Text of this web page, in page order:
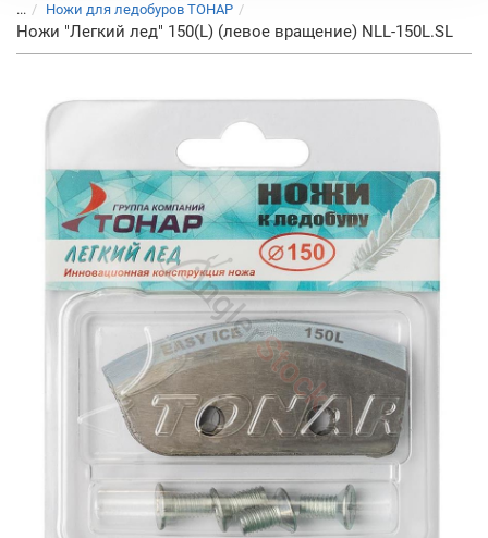
... Ножи для ледобуров ТОНАР
Ножи "Легкий лед" 150(L) (левое вращение) NLL-150L.SL